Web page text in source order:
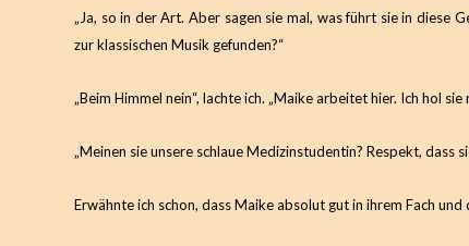
„Ja, so in der Art. Aber sagen sie mal, was führt sie in diese
zur klassischen Musik gefunden?“
„Beim Himmel nein“, lachte ich. „Maike arbeitet hier. Ich hol sie
„Meinen sie unsere schlaue Medizinstudentin? Respekt, dass
Erwähnte ich schon, dass Maike absolut gut in ihrem Fach